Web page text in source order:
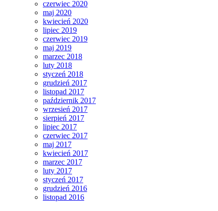
czerwiec 2020
maj 2020
kwiecień 2020
lipiec 2019
czerwiec 2019
maj 2019
marzec 2018
luty 2018
styczeń 2018
grudzień 2017
listopad 2017
październik 2017
wrzesień 2017
sierpień 2017
lipiec 2017
czerwiec 2017
maj 2017
kwiecień 2017
marzec 2017
luty 2017
styczeń 2017
grudzień 2016
listopad 2016